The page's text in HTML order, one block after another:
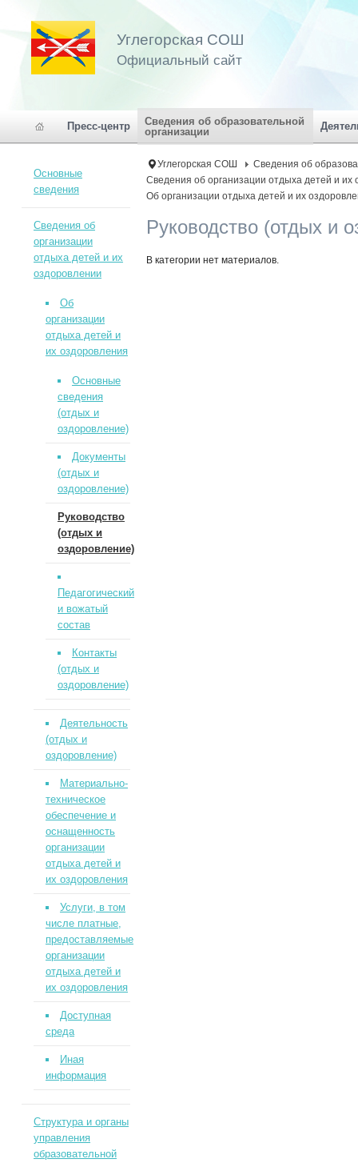
Углегорская СОШ
Официальный сайт
Пресс-центр
Сведения об образовательной
организации
Углегорская СОШ
Сведения об
Сведения об организации отдыха детей и их
Об организации отдыха детей и их
Руководство (отдых и
В категории нет материалов.
Основные
сведения
Сведения об
организации
отдыха детей и их
оздоровлении
Об
организации
отдыха детей и
их оздоровления
Основные
сведения
(отдых и
оздоровление)
Документы
(отдых и
оздоровление)
Руководство
(отдых и
оздоровление)
Педагогический
и вожатый
состав
Контакты
(отдых и
оздоровление)
Деятельность
(отдых и
оздоровление)
Материально-
техническое
обеспечение и
оснащенность
организации
отдыха детей и
их оздоровления
Услуги, в том
числе платные,
предоставляемые
организации
отдыха детей и
их оздоровления
Доступная
среда
Иная
информация
Структура и органы
управления
образовательной